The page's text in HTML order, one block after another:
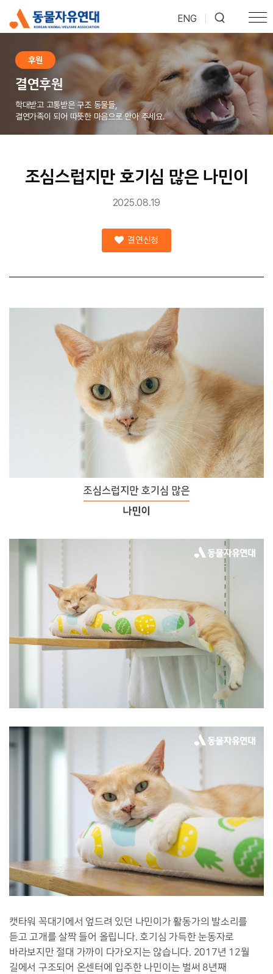
ENG
후원
결연후원
학대받고 고통받은 구조 동물들,
결연가족이 되어 따뜻한 마음으로 안아 주세요.
조심스럽지만 호기심 많은 나민이
2025.08.19
결연신청
캣타워 꼭대기에서 엎드려 있던 나민이가 활동가의 발소리를
듣고 고개를 살짝 들어 올립니다. 호기심 가득한 눈동자로
바라보지만 절대 가까이 다가오지는 않습니다. 2017년 12월
길에서 구조되어 온센터에 입주한 나민이는 벌써 8년째